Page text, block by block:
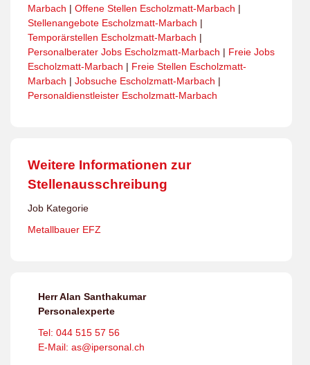
Marbach | Offene Stellen Escholzmatt-Marbach |
Stellenangebote Escholzmatt-Marbach |
Temporärstellen Escholzmatt-Marbach |
Personalberater Jobs Escholzmatt-Marbach | Freie Jobs
Escholzmatt-Marbach | Freie Stellen Escholzmatt-
Marbach | Jobsuche Escholzmatt-Marbach |
Personaldienstleister Escholzmatt-Marbach
Weitere Informationen zur
Stellenausschreibung
Job Kategorie
Metallbauer EFZ
Herr Alan Santhakumar
Personalexperte
Tel: 044 515 57 56
E-Mail: as@ipersonal.ch